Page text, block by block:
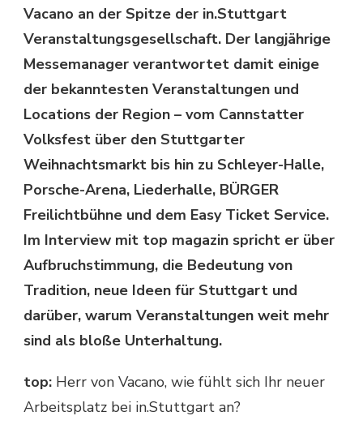
Vacano an der Spitze der in.Stuttgart
Veranstaltungsgesellschaft. Der langjährige
Messemanager verantwortet damit einige
der bekanntesten Veranstaltungen und
Locations der Region – vom Cannstatter
Volksfest über den Stuttgarter
Weihnachtsmarkt bis hin zu Schleyer-Halle,
Porsche-Arena, Liederhalle, BÜRGER
Freilichtbühne und dem Easy Ticket Service.
Im Interview mit top magazin spricht er über
Aufbruchstimmung, die Bedeutung von
Tradition, neue Ideen für Stuttgart und
darüber, warum Veranstaltungen weit mehr
sind als bloße Unterhaltung.
top: Herr von Vacano, wie fühlt sich Ihr neuer
Arbeitsplatz bei in.Stuttgart an?